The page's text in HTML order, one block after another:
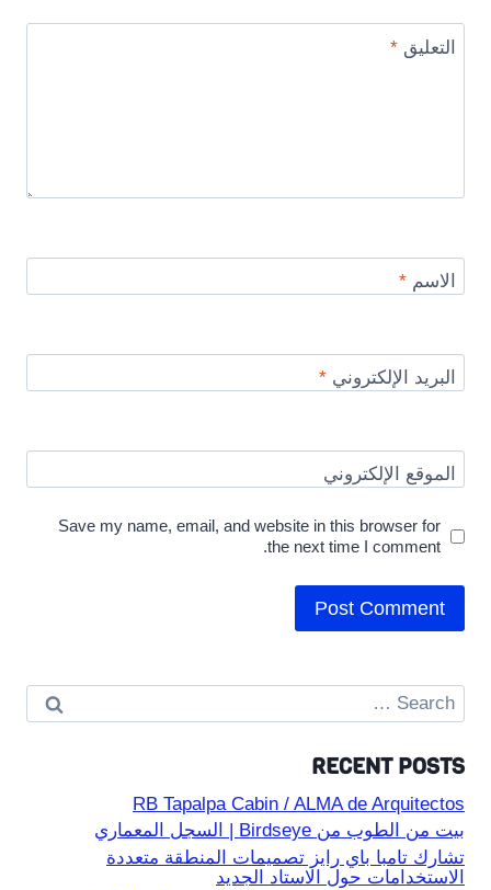
التعليق*
الاسم*
البريد الإلكتروني*
الموقع الإلكتروني
Save my name, email, and website in this browser for
the next time I comment.
Search
for:
RECENT POSTS
RB Tapalpa Cabin / ALMA de Arquitectos
بيت من الطوب من Birdseye | السجل المعماري
تشارك تامبا باي رايز تصميمات المنطقة متعددة
الاستخدامات حول الاستاد الجديد